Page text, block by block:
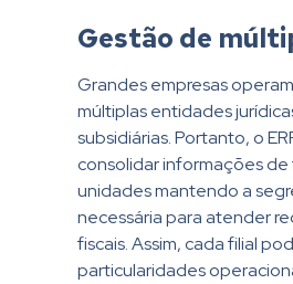
Gestão de
Grandes empresas
múltiplas entidades
subsidiárias. Portanto, o
consolidar informações de
unidades mantendo a
necessária para atender
fiscais. Assim, cada filial
particularidades